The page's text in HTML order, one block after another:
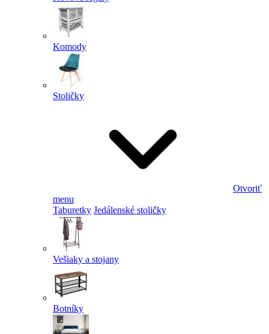
Komody
Stoličky
Otvoriť
menu
Taburetky Jedálenské stoličky
Vešiaky a stojany
Botníky